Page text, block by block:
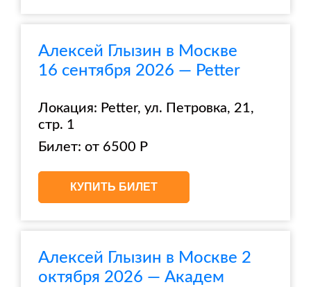
Алексей Глызин в Москве
16 сентября 2026 — Petter
Локация: Petter, ул. Петровка, 21,
стр. 1
Билет: от 6500 Р
КУПИТЬ БИЛЕТ
Алексей Глызин в Москве 2
октября 2026 — Академ